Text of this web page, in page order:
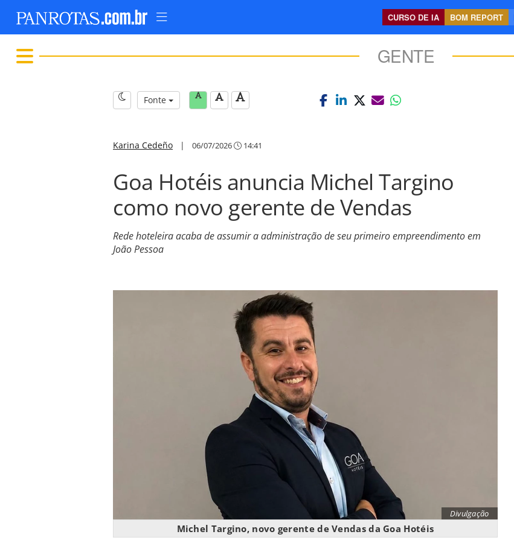
CURSO DE IA BOM REPORT
GENTE
Fonte
Karina Cedeño | 06/07/2026 14:41
Goa Hotéis anuncia Michel Targino
como novo gerente de Vendas
Rede hoteleira acaba de assumir a administração de seu primeiro empreendimento em
João Pessoa
Divulgação
Michel Targino, novo gerente de Vendas da Goa Hotéis